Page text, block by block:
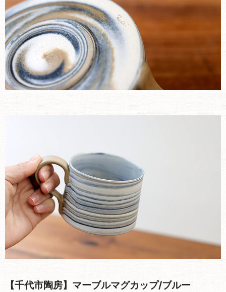
【千代市陶房】マーブルマグカップ/ブルー